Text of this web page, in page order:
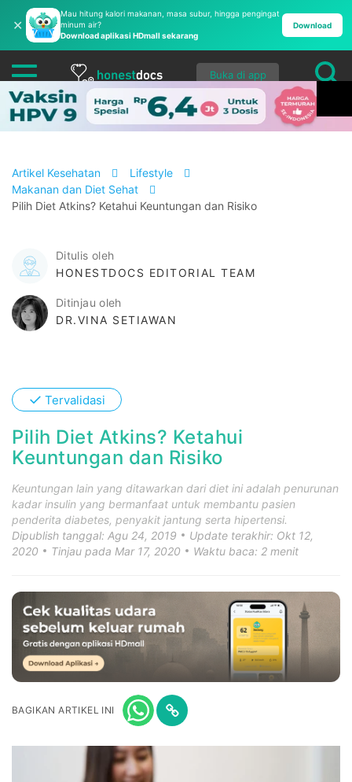
✕
Mau hitung kalori makanan, masa subur, hingga pengingat
minum air?
Download aplikasi HDmall sekarang
Download
Buka di app
Artikel Kesehatan
Lifestyle
Makanan dan Diet Sehat
Pilih Diet Atkins? Ketahui Keuntungan dan Risiko
Ditulis oleh
HONESTDOCS EDITORIAL TEAM
Ditinjau oleh
DR.VINA SETIAWAN
✓ Tervalidasi
Pilih Diet Atkins? Ketahui
Keuntungan dan Risiko
Keuntungan lain yang ditawarkan dari diet ini adalah penurunan
kadar insulin yang bermanfaat untuk membantu pasien
penderita diabetes, penyakit jantung serta hipertensi.
Dipublish tanggal: Agu 24, 2019
Update terakhir: Okt 12,
2020
Tinjau pada Mar 17, 2020 Waktu baca: 2 menit
BAGIKAN ARTIKEL INI